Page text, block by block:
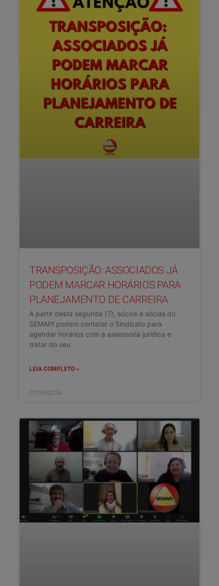
TRANSPOSIÇÃO: ASSOCIADOS JÁ
PODEM MARCAR HORÁRIOS PARA
PLANEJAMENTO DE CARREIRA
A partir desta segunda (7), sócios e sócias do
SEMAPI podem contatar o Sindicato para
agendar horários com a assessoria jurídica e
tratar do seu
LEIA COMPLETO »
07/10/2024